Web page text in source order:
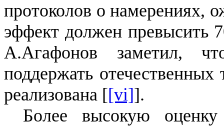
протоколов о намерениях,
эффект должен превысить
А.Агафонов заметил,
поддержать
реализована [[vi]].
Более высокую оценку